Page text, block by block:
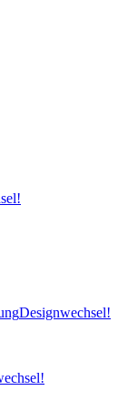
Designwechsel!